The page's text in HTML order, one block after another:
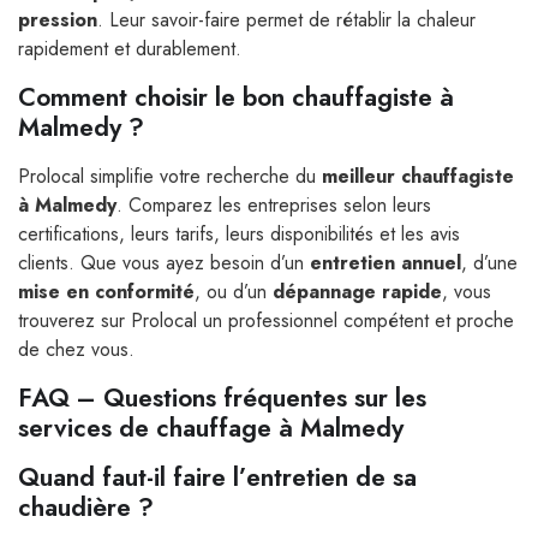
pression. Leur savoir-faire permet de rétablir la chaleur
rapidement et durablement.
Comment choisir le bon chauffagiste à
Malmedy ?
Prolocal simplifie votre recherche du meilleur chauffagiste
à Malmedy. Comparez les entreprises selon leurs
certifications, leurs tarifs, leurs disponibilités et les avis
clients. Que vous ayez besoin d’un entretien annuel, d’une
mise en conformité, ou d’un dépannage rapide, vous
trouverez sur Prolocal un professionnel compétent et proche
de chez vous.
FAQ – Questions fréquentes sur les
services de chauffage à Malmedy
Quand faut-il faire l’entretien de sa
chaudière ?